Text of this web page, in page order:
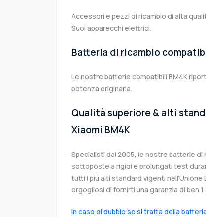
Accessori e pezzi di ricambio di alta
Suoi apparecchi elettrici.
Batteria di ricambio
Le nostre batterie compatibili BM4K
potenza originaria.
Qualità superiore & alti
Xiaomi BM4K
Specialisti dal 2005, le nostre batterie di
sottoposte a rigidi e prolungati test
tutti i più alti standard vigenti
orgogliosi di fornirti una garanzia di ben 1
In caso di dubbio se si tratta della